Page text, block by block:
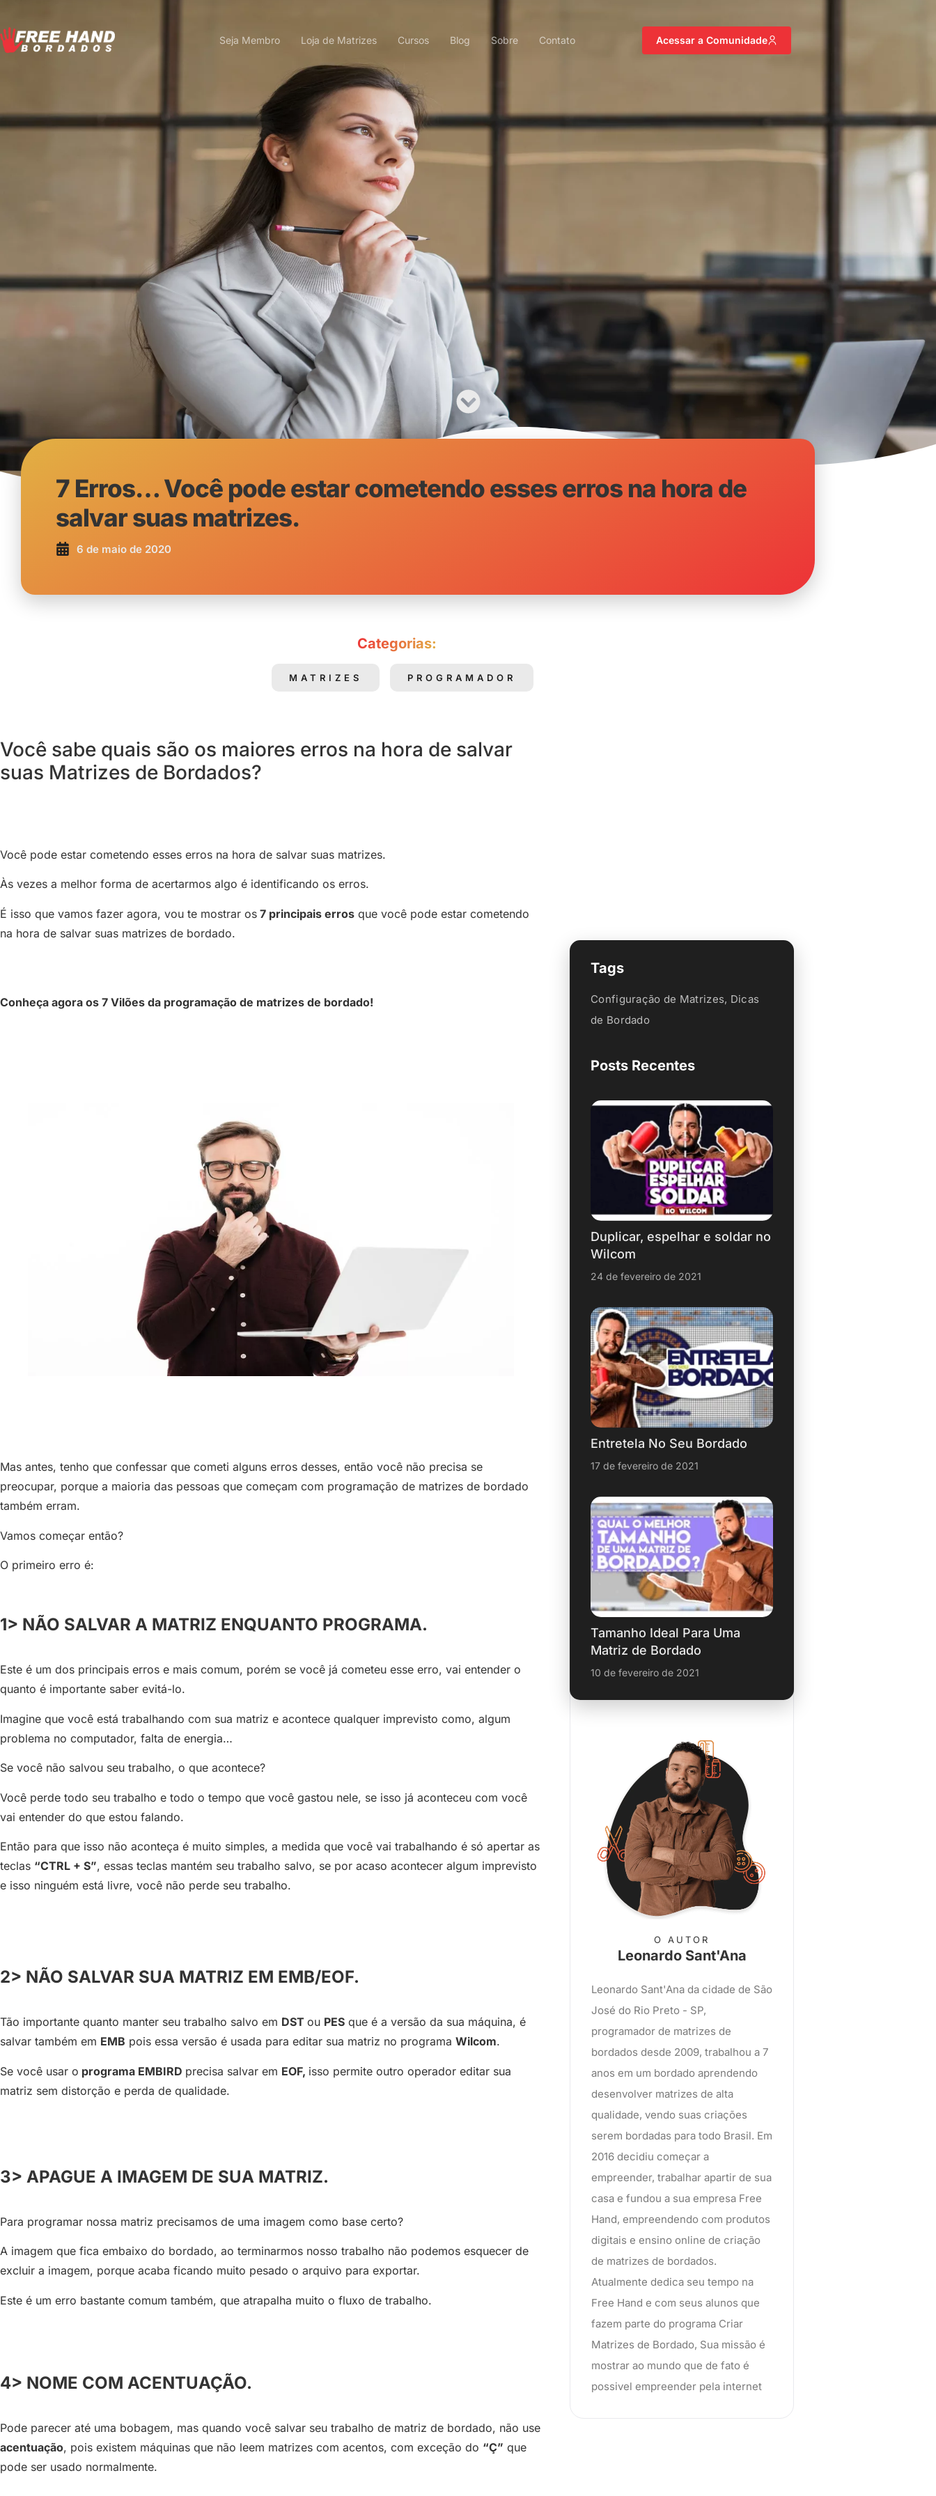
Seja Membro Loja de Matrizes Cursos Blog Sobre Contato Acessar a Comunidade
7 Erros… Você pode estar cometendo esses erros na hora de
salvar suas matrizes.
6 de maio de 2020
Categorias:
MATRIZES PROGRAMADOR
Você sabe quais são os maiores erros na hora de salvar
suas Matrizes de Bordados?
Você pode estar cometendo esses erros na hora de salvar suas matrizes.
Às vezes a melhor forma de acertarmos algo é identificando os erros.
É isso que vamos fazer agora, vou te mostrar os 7 principais erros que você pode estar cometendo
na hora de salvar suas matrizes de bordado.
Conheça agora os 7 Vilões da programação de matrizes de bordado!
Mas antes, tenho que confessar que cometi alguns erros desses, então você não precisa se
preocupar, porque a maioria das pessoas que começam com programação de matrizes de bordado
também erram.
Vamos começar então?
O primeiro erro é:
1> NÃO SALVAR A MATRIZ ENQUANTO PROGRAMA.
Este é um dos principais erros e mais comum, porém se você já cometeu esse erro, vai entender o
quanto é importante saber evitá-lo.
Imagine que você está trabalhando com sua matriz e acontece qualquer imprevisto como, algum
problema no computador, falta de energia…
Se você não salvou seu trabalho, o que acontece?
Você perde todo seu trabalho e todo o tempo que você gastou nele, se isso já aconteceu com você
vai entender do que estou falando.
Então para que isso não aconteça é muito simples, a medida que você vai trabalhando é só apertar as
teclas “CTRL + S”, essas teclas mantém seu trabalho salvo, se por acaso acontecer algum imprevisto
e isso ninguém está livre, você não perde seu trabalho.
2> NÃO SALVAR SUA MATRIZ EM EMB/EOF.
Tão importante quanto manter seu trabalho salvo em DST ou PES que é a versão da sua máquina, é
salvar também em EMB pois essa versão é usada para editar sua matriz no programa Wilcom.
Se você usar o programa EMBIRD precisa salvar em EOF, isso permite outro operador editar sua
matriz sem distorção e perda de qualidade.
3> APAGUE A IMAGEM DE SUA MATRIZ.
Para programar nossa matriz precisamos de uma imagem como base certo?
A imagem que fica embaixo do bordado, ao terminarmos nosso trabalho não podemos esquecer de
excluir a imagem, porque acaba ficando muito pesado o arquivo para exportar.
Este é um erro bastante comum também, que atrapalha muito o fluxo de trabalho.
4> NOME COM ACENTUAÇÃO.
Pode parecer até uma bobagem, mas quando você salvar seu trabalho de matriz de bordado, não use
acentuação, pois existem máquinas que não leem matrizes com acentos, com exceção do “Ç” que
pode ser usado normalmente.
Tags
Configuração de Matrizes, Dicas
de Bordado
Posts Recentes
Duplicar, espelhar e soldar no
Wilcom
24 de fevereiro de 2021
Entretela No Seu Bordado
17 de fevereiro de 2021
Tamanho Ideal Para Uma
Matriz de Bordado
10 de fevereiro de 2021
O AUTOR
Leonardo Sant'Ana
Leonardo Sant'Ana da cidade de São
José do Rio Preto - SP,
programador de matrizes de
bordados desde 2009, trabalhou a 7
anos em um bordado aprendendo
desenvolver matrizes de alta
qualidade, vendo suas criações
serem bordadas para todo Brasil. Em
2016 decidiu começar a
empreender, trabalhar apartir de sua
casa e fundou a sua empresa Free
Hand, empreendendo com produtos
digitais e ensino online de criação
de matrizes de bordados.
Atualmente dedica seu tempo na
Free Hand e com seus alunos que
fazem parte do programa Criar
Matrizes de Bordado, Sua missão é
mostrar ao mundo que de fato é
possivel empreender pela internet